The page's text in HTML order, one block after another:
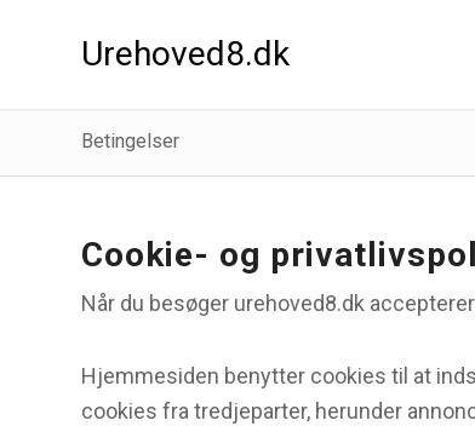
Urehoved8.dk
Betingelser
Cookie- og
Når du besøger urehoved8.dk
Hjemmesiden benytter cookies til at
cookies fra tredjeparter, herunder